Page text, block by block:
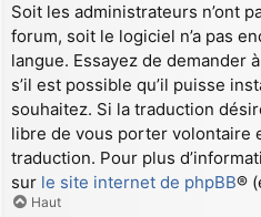
Soit les administrateurs n’ont
forum, soit le logiciel n’a pas
langue. Essayez de demander
s’il est possible qu’il puisse
souhaitez. Si la traduction
libre de vous porter volontaire
traduction. Pour plus
sur le site internet de phpBB®
Haut